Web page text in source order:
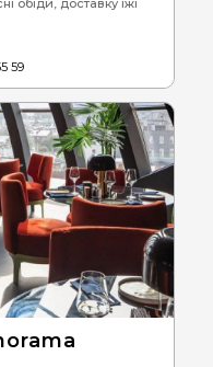
обіди, доставку їжі
59